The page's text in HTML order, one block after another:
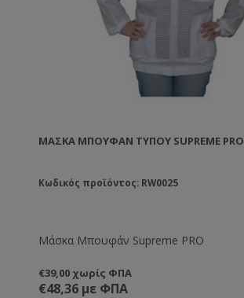
ΜΆΣΚΑ ΜΠΟΥΦΆΝ ΤΎΠΟΥ SUPREME PRO
Κωδικός προϊόντος: RW0025
Μάσκα Μπουφάν Supreme PRO
€39,00 χωρίς ΦΠΑ
€48,36 με ΦΠΑ